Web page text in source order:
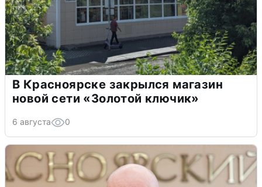
В Красноярске закрылся магазин
новой сети «Золотой ключик»
6 августа 0